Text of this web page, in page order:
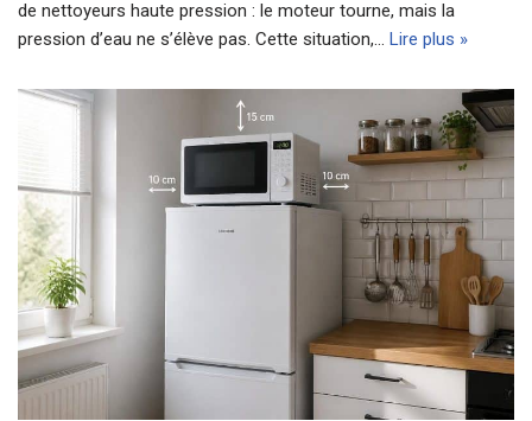
de nettoyeurs haute pression : le moteur tourne, mais la
pression d’eau ne s’élève pas. Cette situation,… Lire plus »